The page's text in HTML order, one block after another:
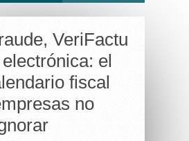
VeriFactu
el
fiscal
no